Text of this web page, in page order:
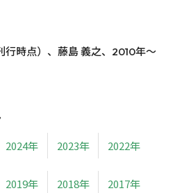
行時点）、藤島 義之、2010年～
2024年 2023年 2022年
2019年 2018年 2017年